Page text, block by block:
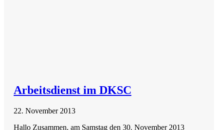
Arbeitsdienst im DKSC
22. November 2013
Hallo Zusammen, am Samstag den 30. November 2013